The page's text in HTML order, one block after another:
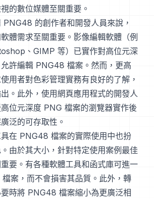
的數位媒體至關重要。
PNG48 的創作者和開發人員來說，
體需求至關重要。影像編輯軟體（例
、GIMP 等）已實作對高位元深
許編輯 PNG48 檔案。然而，更高
用者對色彩管理實務有良好的了解，
。此外，使用網頁應用程式的開發人
位元深度 PNG 檔案的瀏覽器實作後
泛的可存取性。
在 PNG48 檔案的實際使用中也扮
由於其大小，針對特定使用案例最佳
要。有各種軟體工具和函式庫可進一
案，而不會損害其品質。此外，轉
時將 PNG48 檔案縮小為更廣泛相